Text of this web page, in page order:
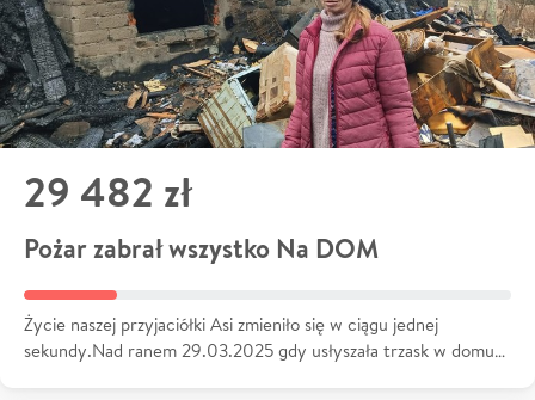
29 482 zł
Pożar zabrał wszystko Na DOM
Życie naszej przyjaciółki Asi zmieniło się w ciągu jednej
sekundy.Nad ranem 29.03.2025 gdy usłyszała trzask w domu…